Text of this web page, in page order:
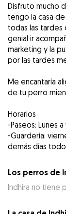
Disfruto mucho
tengo la casa
todas las tardes
genial ir
marketing y la
por las tardes
Me encantaría
de tu perro
Horarios
-Paseos: Lunes
-Guardería:
demás días
Los perros de
Indhira no tiene